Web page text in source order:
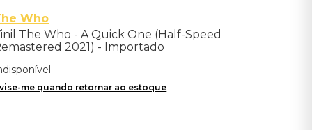
Who
The Who - A Quick One (Half-Speed
2021) - Importado
me quando retornar ao estoque